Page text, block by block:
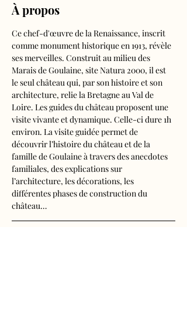
À propos
Ce chef-d'œuvre de la Renaissance, inscrit
comme monument historique en 1913, révèle
ses merveilles. Construit au milieu des
Marais de Goulaine, site Natura 2000, il est
le seul château qui, par son histoire et son
architecture, relie la Bretagne au Val de
Loire. Les guides du château proposent une
visite vivante et dynamique. Celle-ci dure 1h
environ. La visite guidée permet de
découvrir l’histoire du château et de la
famille de Goulaine à travers des anecdotes
familiales, des explications sur
l’architecture, les décorations, les
différentes phases de construction du
château…